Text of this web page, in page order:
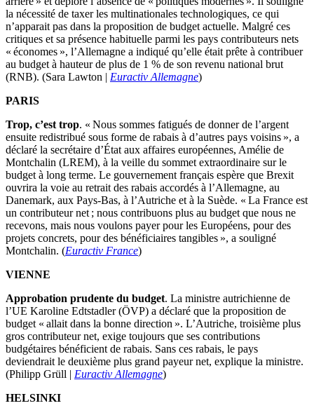
la nécessité de taxer les multinationales technologiques, ce qui
n’apparait pas dans la proposition de budget actuelle. Malgré ces
critiques et sa présence habituelle parmi les pays contributeurs nets
« économes », l’Allemagne a indiqué qu’elle était prête à contribuer
au budget à hauteur de plus de 1 % de son revenu national brut
(RNB). (Sara Lawton | Euractiv Allemagne)
PARIS
Trop, c’est trop. « Nous sommes fatigués de donner de l’argent
ensuite redistribué sous forme de rabais à d’autres pays voisins », a
déclaré la secrétaire d’État aux affaires européennes, Amélie de
Montchalin (LREM), à la veille du sommet extraordinaire sur le
budget à long terme. Le gouvernement français espère que Brexit
ouvrira la voie au retrait des rabais accordés à l’Allemagne, au
Danemark, aux Pays-Bas, à l’Autriche et à la Suède. « La France est
un contributeur net ; nous contribuons plus au budget que nous ne
recevons, mais nous voulons payer pour les Européens, pour des
projets concrets, pour des bénéficiaires tangibles », a souligné
Montchalin. (Euractiv France)
VIENNE
Approbation prudente du budget. La ministre autrichienne de
l’UE Karoline Edtstadler (ÖVP) a déclaré que la proposition de
budget « allait dans la bonne direction ». L’Autriche, troisième plus
gros contributeur net, exige toujours que ses contributions
budgétaires bénéficient de rabais. Sans ces rabais, le pays
deviendrait le deuxième plus grand payeur net, explique la ministre.
(Philipp Grüll | Euractiv Allemagne)
HELSINKI